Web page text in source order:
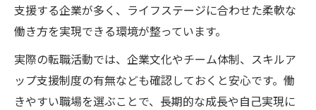
支援する企業が多く、ライフステージに合わせた柔軟な
働き方を実現できる環境が整っています。
実際の転職活動では、企業文化やチーム体制、スキルア
ップ支援制度の有無なども確認しておくと安心です。働
きやすい職場を選ぶことで、長期的な成長や自己実現に